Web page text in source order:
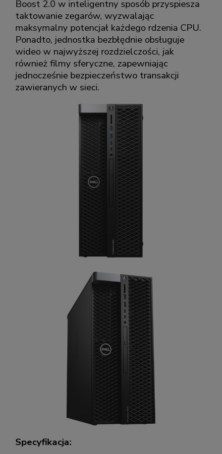
Boost 2.0 w inteligentny sposób przyspiesza
taktowanie zegarów, wyzwalając
maksymalny potencjał każdego rdzenia CPU.
Ponadto, jednostka bezbłędnie obsługuje
wideo w najwyższej rozdzielczości, jak
również filmy sferyczne, zapewniając
jednocześnie bezpieczeństwo transakcji
zawieranych w sieci.
Specyfikacja: